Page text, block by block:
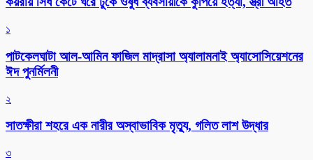
১
পাটকেলঘাটা আল-আমিন ফাজিল মাদ্রাসা অ্যালামনাই অ্যাসোসিয়েশনের
ঈদ পুনর্মিলনী
২
সাতক্ষীরা শহরে এক নারীর অস্বাভাবিক মৃত্যু, গলিত লাশ উদ্ধার
৩